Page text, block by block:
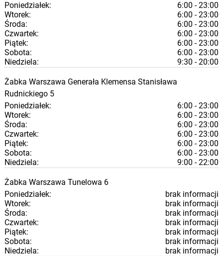
Poniedziałek:
6:00 - 23:00
Wtorek:
6:00 - 23:00
Środa:
6:00 - 23:00
Czwartek:
6:00 - 23:00
Piątek:
6:00 - 23:00
Sobota:
6:00 - 23:00
Niedziela:
9:30 - 20:00
Żabka Warszawa Generała Klemensa Stanisława
Rudnickiego 5
Poniedziałek:
6:00 - 23:00
Wtorek:
6:00 - 23:00
Środa:
6:00 - 23:00
Czwartek:
6:00 - 23:00
Piątek:
6:00 - 23:00
Sobota:
6:00 - 23:00
Niedziela:
9:00 - 22:00
Żabka Warszawa Tunelowa 6
Poniedziałek:
brak informacji
Wtorek:
brak informacji
Środa:
brak informacji
Czwartek:
brak informacji
Piątek:
brak informacji
Sobota:
brak informacji
Niedziela:
brak informacji